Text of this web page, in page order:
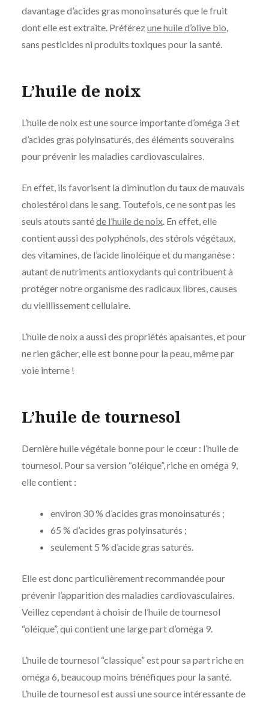
davantage d’acides gras monoinsaturés que le fruit
dont elle est extraite. Préférez une huile d’olive bio,
sans pesticides ni produits toxiques pour la santé.
L’huile de noix
L’huile de noix est une source importante d’oméga 3 et
d’acides gras polyinsaturés, des éléments souverains
pour prévenir les maladies cardiovasculaires.
En effet, ils favorisent la diminution du taux de mauvais
cholestérol dans le sang. Toutefois, ce ne sont pas les
seuls atouts santéde l’huile de noix. En effet, elle
contient aussi des polyphénols, des stérols végétaux,
des vitamines, de l’acide linoléique et du manganèse :
autant de nutriments antioxydants qui contribuent à
protéger notre organisme des radicaux libres, causes
du vieillissement cellulaire.
L’huile de noix a aussi des propriétés apaisantes, et pour
ne rien gâcher, elle est bonne pour la peau, même par
voie interne !
L’huile de tournesol
Dernière huile végétale bonne pour le cœur : l’huile de
tournesol. Pour sa version “oléique”, riche en oméga 9,
elle contient :
environ 30 % d’acides gras monoinsaturés ;
65 % d’acides gras polyinsaturés ;
seulement 5 % d’acide gras saturés.
Elle est donc particulièrement recommandée pour
prévenir l’apparition des maladies cardiovasculaires.
Veillez cependant à choisir de l’huile de tournesol
“oléique”, qui contient une large part d’oméga 9.
L’huile de tournesol “classique” est pour sa part riche en
oméga 6, beaucoup moins bénéfiques pour la santé.
L’huile de tournesol est aussi une source intéressante de